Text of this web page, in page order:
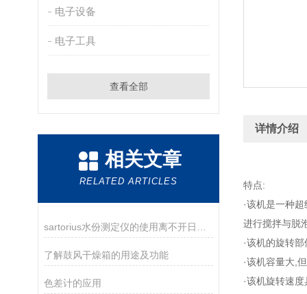
电子设备
电子工具
查看全部
相关文章
RELATED ARTICLES
了解鼓风干燥箱的用途及功能
色差计的应用
详情介绍
特点:
·该机是一种
进行搅拌与脱
·该机的旋转
·该机容量大,
·该机旋转速